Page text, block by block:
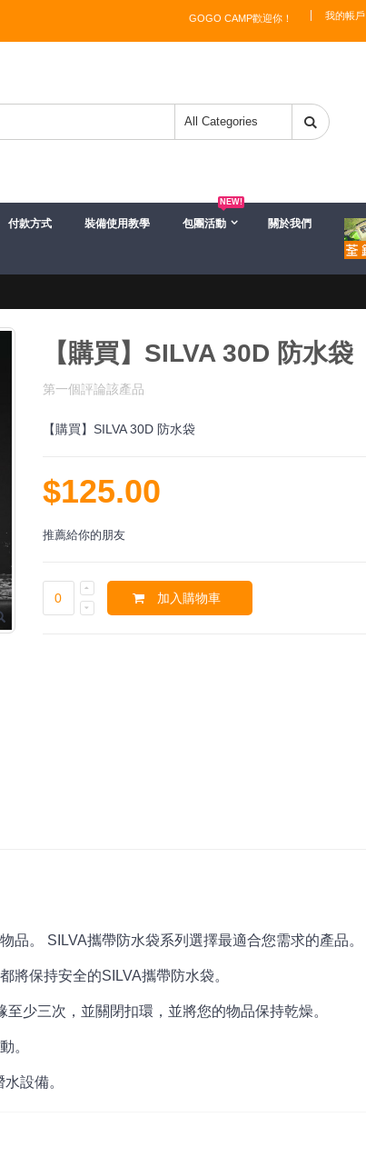
我的帳戶
GOGO CAMP歡迎你！
付款方式 裝備使用教學 包團活動
NEW!
關於我們
【購買】SILVA 30D 防水袋
第一個評論該產品
【購買】SILVA 30D 防水袋
$125.00
推薦給你的朋友
加入購物車
品。 SILVA攜帶防水袋系列選擇最適合您需求的產品。
將保持安全的SILVA攜帶防水袋。
少三次，並關閉扣環，並將您的物品保持乾燥。
。
設備。